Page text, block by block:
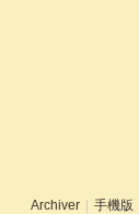
Archiver 手機版